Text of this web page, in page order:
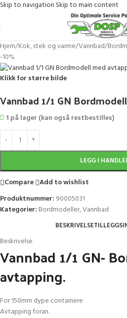
Skip to navigation Skip to main content
Hjem/Kok, stek og varme/Vannbad/
-10%
Klikk for større bilde
Vannbad 1/1 GN
1 på lager (kan også restbestilles)
LEGG I
Compare Add to wishlist
Produktnummer: 90005031
Kategorier: Bordmodeller,Vannbad
BESKRIVELSE
Beskrivelse
Vannbad 1/1 GN-
avtapping.
For 150mm dype containere
Avtapping foran.